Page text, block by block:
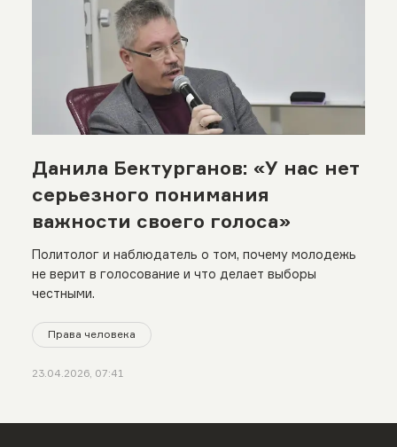
Данила Бектурганов: «У нас нет
серьезного понимания
важности своего голоса»
Политолог и наблюдатель о том, почему молодежь
не верит в голосование и что делает выборы
честными.
Права человека
23.04.2026, 07:41